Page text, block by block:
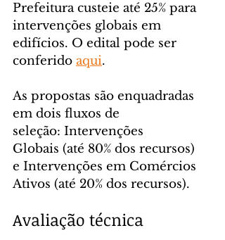
Prefeitura custeie até 25% para
intervenções globais em
edifícios. O edital pode ser
conferido aqui.
As propostas são enquadradas
em dois fluxos de
seleção: Intervenções
Globais (até 80% dos recursos)
e Intervenções em Comércios
Ativos (até 20% dos recursos).
Avaliação técnica